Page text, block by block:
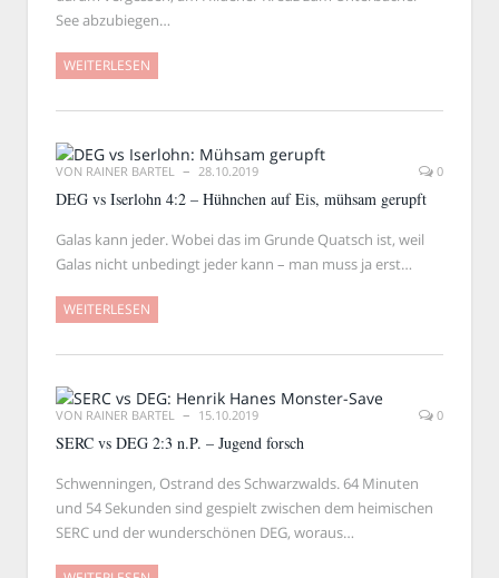
See abzubiegen…
WEITERLESEN
VON RAINER BARTEL 28.10.2019 0
DEG vs Iserlohn 4:2 – Hühnchen auf Eis, mühsam gerupft
Galas kann jeder. Wobei das im Grunde Quatsch ist, weil
Galas nicht unbedingt jeder kann – man muss ja erst…
WEITERLESEN
VON RAINER BARTEL 15.10.2019 0
SERC vs DEG 2:3 n.P. – Jugend forsch
Schwenningen, Ostrand des Schwarzwalds. 64 Minuten
und 54 Sekunden sind gespielt zwischen dem heimischen
SERC und der wunderschönen DEG, woraus…